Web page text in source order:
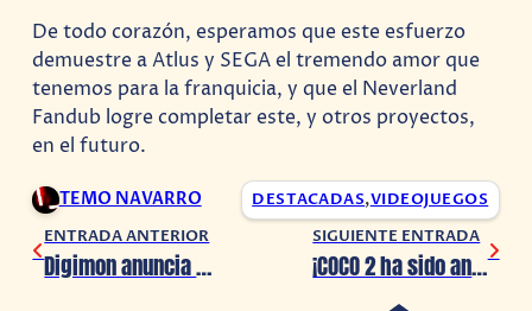
De todo corazón, esperamos que este esfuerzo
demuestre a Atlus y SEGA el tremendo amor que
tenemos para la franquicia, y que el Neverland
Fandub logre completar este, y otros proyectos,
en el futuro.
TEMO NAVARRO DESTACADAS,VIDEOJUEGOS
ENTRADA ANTERIOR
Digimon anuncia su próximo anime
SIGUIENTE ENTRADA
¡COCO 2 ha sido anunciada!